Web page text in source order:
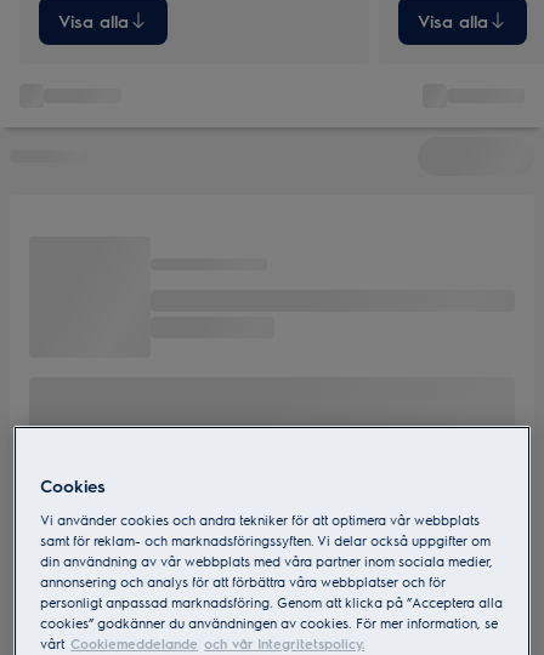
Visa alla Visa alla
Cookies
Vi använder cookies och andra tekniker för att optimera vår webbplats
samt för reklam- och marknadsföringssyften. Vi delar också uppgifter om
din användning av vår webbplats med våra partner inom sociala medier,
annonsering och analys för att förbättra våra webbplatser och för
personligt anpassad marknadsföring. Genom att klicka på ”Acceptera alla
cookies” godkänner du användningen av cookies. För mer information, se
vårt Cookiemeddelande och vår Integritetspolicy.